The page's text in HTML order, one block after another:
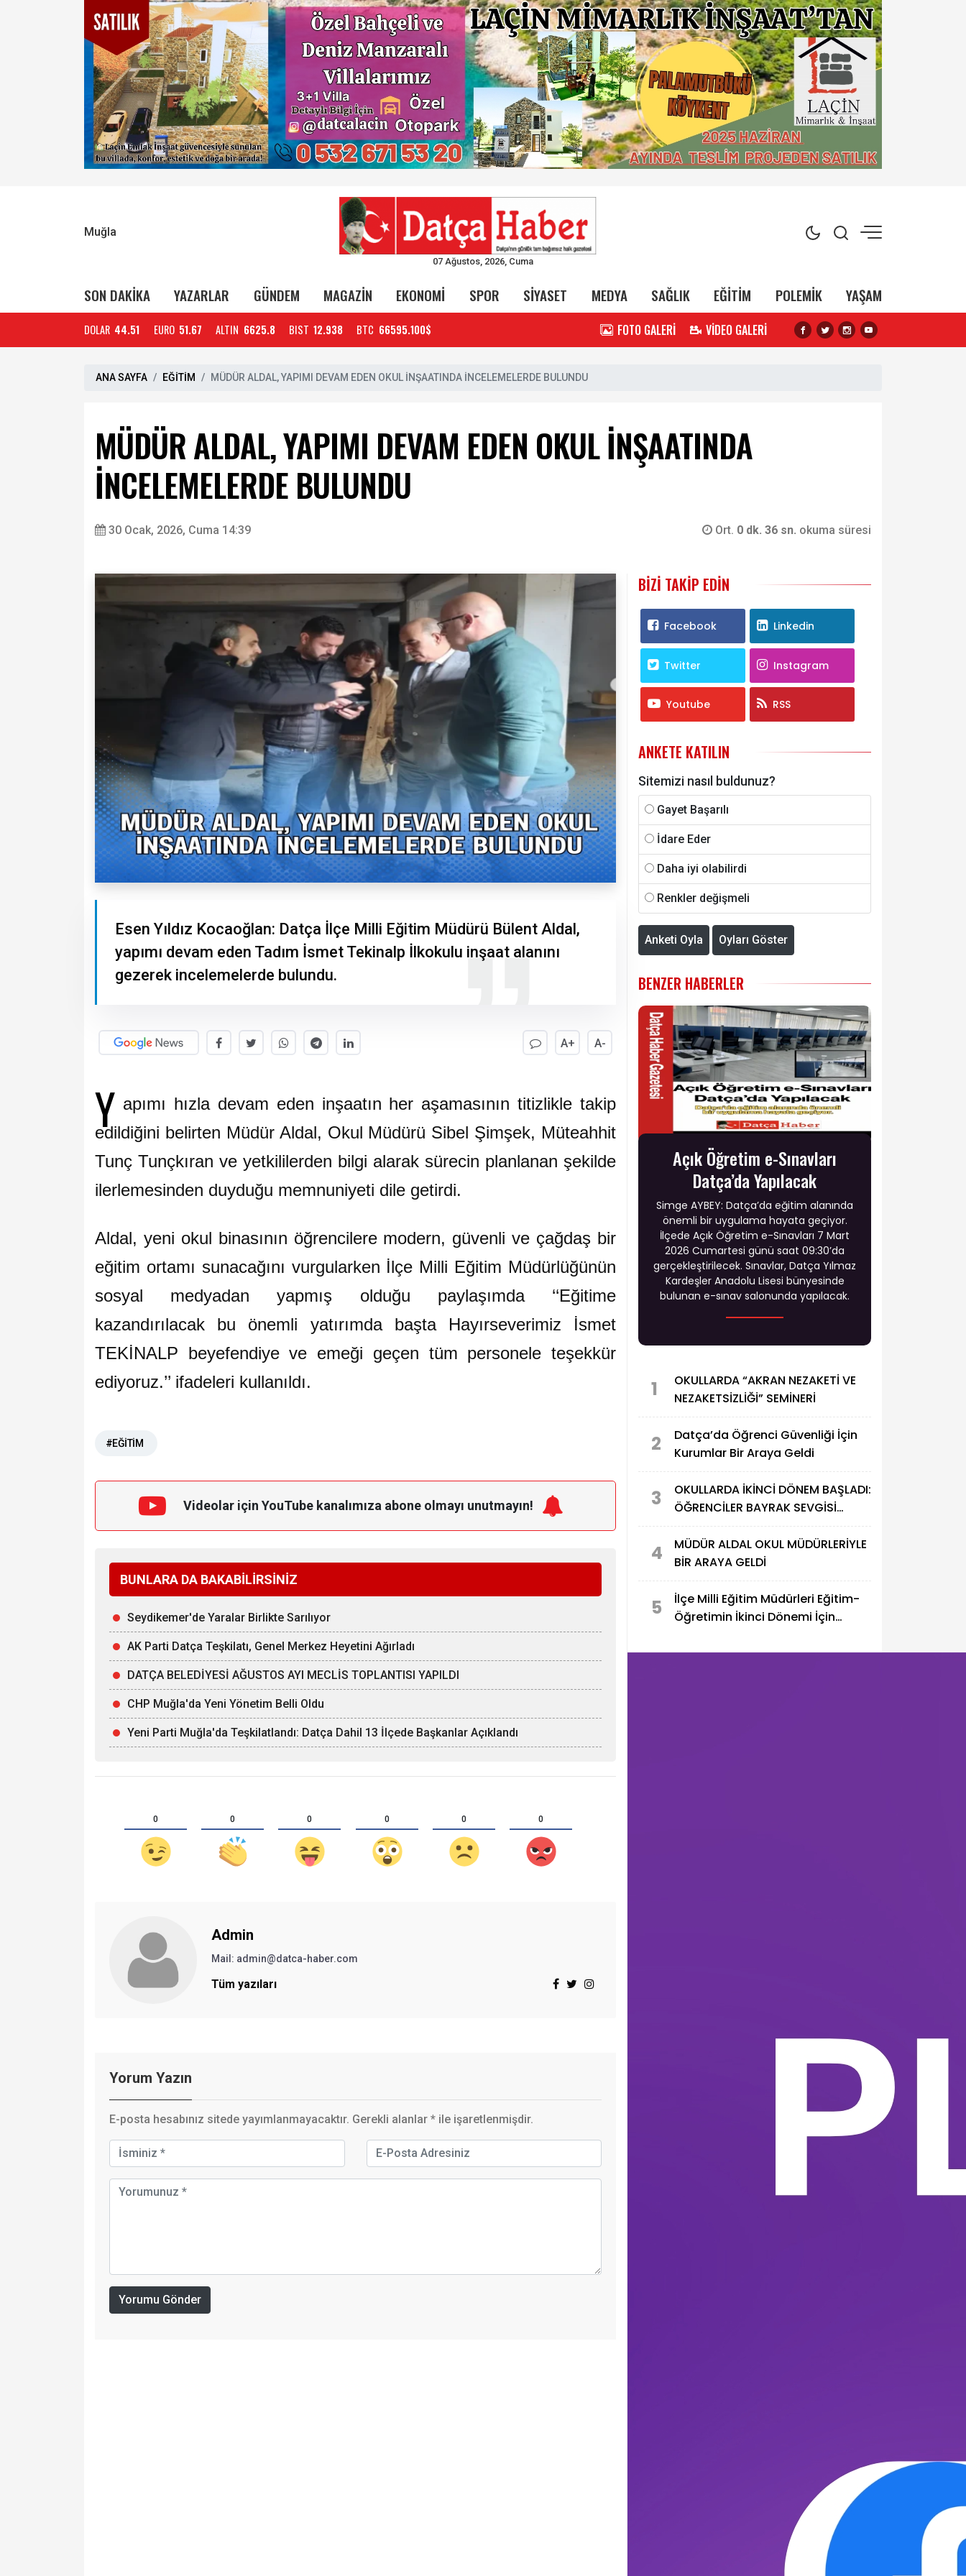
Muğla
07 Ağustos, 2026, Cuma
SON DAKİKA YAZARLAR GÜNDEM MAGAZİN EKONOMİ SPOR SİYASET MEDYA SAĞLIK EĞİTİM POLEMİK YAŞAM
DOLAR 44.51 EURO 51.67 ALTIN 6625.8 BIST 12.938 BTC 66595.100$ FOTO GALERİ VİDEO GALERİ
ANA SAYFA EĞİTİM MÜDÜR ALDAL, YAPIMI DEVAM EDEN OKUL İNŞAATINDA İNCELEMELERDE BULUNDU
MÜDÜR ALDAL, YAPIMI DEVAM EDEN OKUL İNŞAATINDA
İNCELEMELERDE BULUNDU
30 Ocak, 2026, Cuma 14:39 Ort. 0 dk. 36 sn. okuma süresi
Esen Yıldız Kocaoğlan: Datça İlçe Milli Eğitim Müdürü Bülent Aldal,
yapımı devam eden Tadım İsmet Tekinalp İlkokulu inşaat alanını
gezerek incelemelerde bulundu.
A+ A-
Y apımı hızla devam eden inşaatın her aşamasının titizlikle takip
edildiğini belirten Müdür Aldal, Okul Müdürü Sibel Şimşek, Müteahhit
Tunç Tunçkıran ve yetkililerden bilgi alarak sürecin planlanan şekilde
ilerlemesinden duyduğu memnuniyeti dile getirdi.
Aldal, yeni okul binasının öğrencilere modern, güvenli ve çağdaş bir
eğitim ortamı sunacağını vurgularken İlçe Milli Eğitim Müdürlüğünün
sosyal medyadan yapmış olduğu paylaşımda ‘‘Eğitime
kazandırılacak bu önemli yatırımda başta Hayırseverimiz İsmet
TEKİNALP beyefendiye ve emeği geçen tüm personele teşekkür
ediyoruz.’’ ifadeleri kullanıldı.
#EĞİTİM
Videolar için YouTube kanalımıza abone olmayı unutmayın!
BUNLARA DA BAKABİLİRSİNİZ
Seydikemer'de Yaralar Birlikte Sarılıyor
AK Parti Datça Teşkilatı, Genel Merkez Heyetini Ağırladı
DATÇA BELEDİYESİ AĞUSTOS AYI MECLİS TOPLANTISI YAPILDI
CHP Muğla'da Yeni Yönetim Belli Oldu
Yeni Parti Muğla'da Teşkilatlandı: Datça Dahil 13 İlçede Başkanlar Açıklandı
0 0 0 0 0 0
Admin
Mail: admin@datca-haber.com
Tüm yazıları
Yorum Yazın
E-posta hesabınız sitede yayımlanmayacaktır. Gerekli alanlar * ile işaretlenmişdir.
Yorumu Gönder
BIZI TAKIP EDIN
Facebook Linkedin
Twitter Instagram
Youtube RSS
ANKETE KATILIN
Sitemizi nasıl buldunuz?
Gayet Başarılı
İdare Eder
Daha iyi olabilirdi
Renkler değişmeli
Anketi Oyla Oyları Göster
BENZER HABERLER
Açık Öğretim e-Sınavları
Datça’da Yapılacak
Simge AYBEY: Datça’da eğitim alanında
önemli bir uygulama hayata geçiyor.
İlçede Açık Öğretim e-Sınavları 7 Mart
2026 Cumartesi günü saat 09:30’da
gerçekleştirilecek. Sınavlar, Datça Yılmaz
Kardeşler Anadolu Lisesi bünyesinde
bulunan e-sınav salonunda yapılacak.
1
OKULLARDA “AKRAN NEZAKETİ VE
NEZAKETSİZLİĞİ” SEMİNERİ
2
Datça’da Öğrenci Güvenliği İçin
Kurumlar Bir Araya Geldi
3
OKULLARDA İKİNCİ DÖNEM BAŞLADI:
ÖĞRENCİLER BAYRAK SEVGİSİ
4
MÜDÜR ALDAL OKUL MÜDÜRLERİYLE
BİR ARAYA GELDİ
5
İlçe Milli Eğitim Müdürleri Eğitim-
Öğretimin İkinci Dönemi İçin